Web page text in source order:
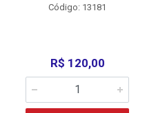
Código: 13181
R$ 120,00